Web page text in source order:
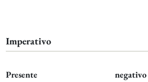
Imperativo
Presente negativo